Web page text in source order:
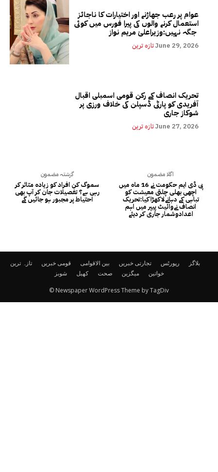
عوام پر رعب جھاڑنے اور اختیارات کا ناجائز
استعمال کرنے والوں کی پیرا فورس میں کوئی
تازہ ترینJune 29, 2026
تحریک انصاف کے رکن قومی اسمبلی اقبال
آفریدی کو پارٹی ڈسپلن کی خلاف ورزی پر
شوکاز جاری
تازہ ترینJune 27, 2026
گزشتہ مضمون
سموگ کن افراد کو زیادہ متاثر کر
رہی ہے؟ تفصیلات جان کر آپ بھی
احتیاط پر مجبور ہو جائیں گے
اگلا مضمون
پی ڈی ایم حکومت نے 16 ماہ میں
اچھی بھلی چلتی معیشت کو
تباہی کے دہانےلاکھڑاکیا:تحریک
انصاف نےوائیٹ پیپر میں اہم
اعدادوشمار جاری کر دیئے
تازہ ترین قومی خبریں بین الاقوامی تجارتی خبریں رپورٹس
بلاگز
شوبز
کھیل صحت میگزین خواتین
© Newspaper WordPress Theme by TagDiv